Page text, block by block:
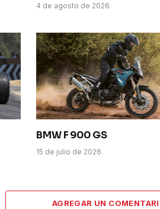
4 de agosto de 2026
BMW F 900 GS
15 de julio de 2026
AGREGAR UN